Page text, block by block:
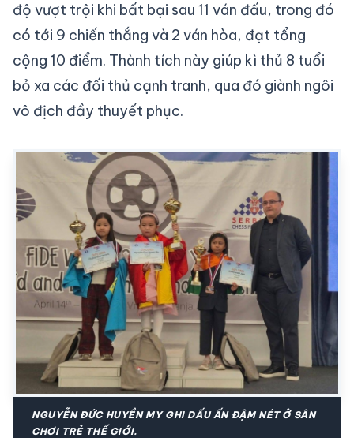
độ vượt trội khi bất bại sau 11 ván đấu, trong đó
có tới 9 chiến thắng và 2 ván hòa, đạt tổng
cộng 10 điểm. Thành tích này giúp kì thủ 8 tuổi
bỏ xa các đối thủ cạnh tranh, qua đó giành ngôi
vô địch đầy thuyết phục.
NGUYỄN ĐỨC HUYỀN MY GHI DẤU ẤN ĐẬM NÉT Ở SÂN
CHƠI TRẺ THẾ GIỚI.